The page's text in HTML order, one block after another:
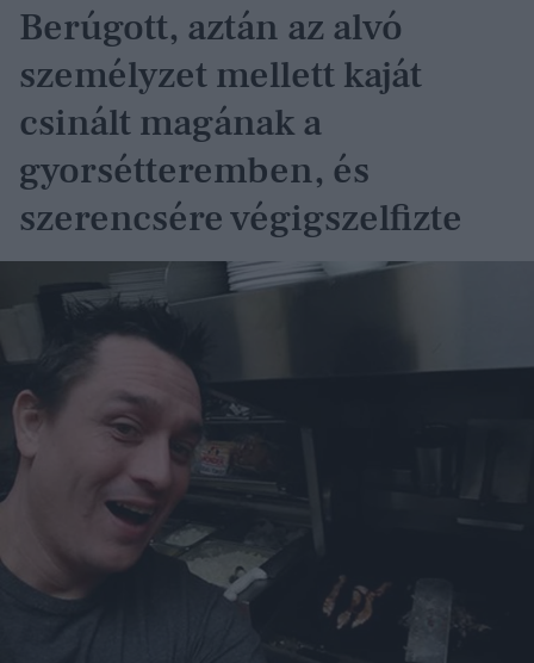
Berúgott, aztán az alvó
személyzet mellett kaját
csinált magának a
gyorsétteremben, és
szerencsére végigszelfizte